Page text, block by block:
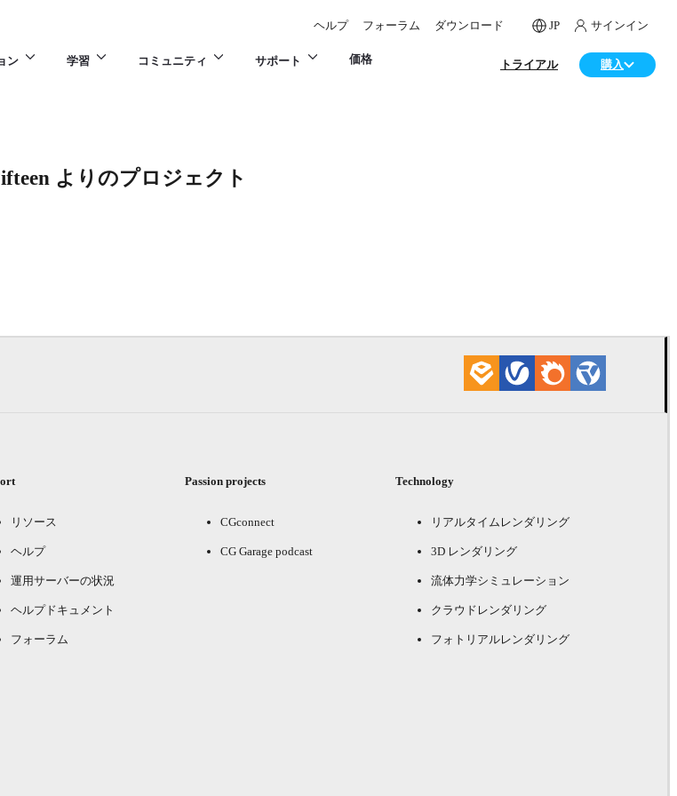
ヘルプ フォーラム ダウンロード JP サインイン
ン 学習 コミュニティ サポート 価格 トライアル 購入
よりのプロジェクト
リソース
ヘルプ
運用サーバーの状況
ヘルプドキュメント
フォーラム
Passion projects
CGconnect
CG Garage podcast
Technology
リアルタイムレンダリング
3D レンダリング
流体力学シミュレーション
クラウドレンダリング
フォトリアルレンダリング